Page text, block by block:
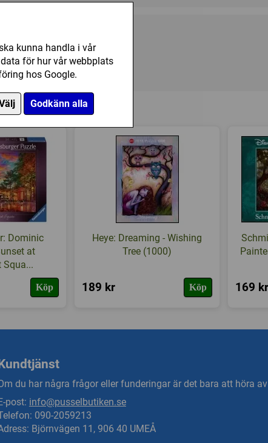
kunna handla i vår
för hur vår webbplats
hos Google.
Godkänn alla
175 kr
Ej tillgänglig
har också köpt
Dominic
at
Squa...
Köp
Heye: Dreaming - Wishing
Tree (1000)
189 kr Köp 169 kr
du har några frågor eller funderingar är det bara att höra
E-post: info@pusselbutiken.se
090-2059213
Björnvägen 11, 906 40 UMEÅ